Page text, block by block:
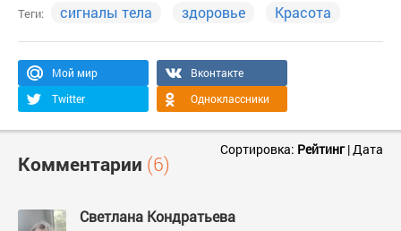
Теги: сигналы тела здоровье Красота
Мой мир
Вконтакте
Twitter
Одноклассники
Комментарии (6)
Сортировка: Рейтинг| Дата
Светлана Кондратьева